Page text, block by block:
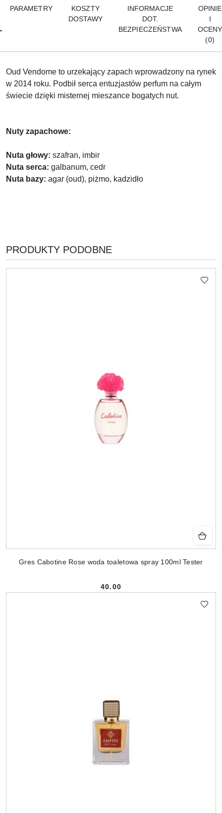
PARAMETRY
KOSZTY
DOSTAWY
INFORMACJE
DOT.
BEZPIECZEŃSTWA
OPINIE
I
OCENY
(0)
Oud Vendome to urzekający zapach wprowadzony na rynek
w 2014 roku. Podbił serca entuzjastów perfum na całym
świecie dzięki misternej mieszance bogatych nut.
Nuty zapachowe:
Nuta głowy: szafran, imbir
Nuta serca: galbanum, cedr
Nuta bazy: agar (oud), piżmo, kadzidło
Pomiń karuzelę produktów
PRODUKTY
O
PRODUKTY PODOBNE
Gres Cabotine Rose woda toaletowa spray 100ml Tester
Cena:
40.00